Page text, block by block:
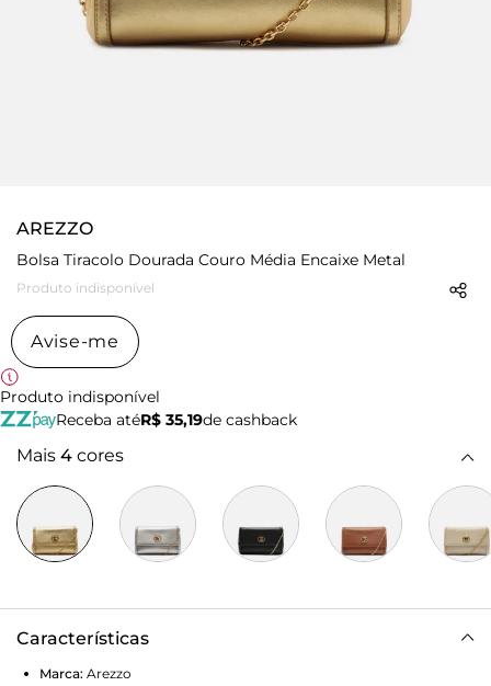
AREZZO
Bolsa Tiracolo Dourada Couro Média Encaixe Metal
Produto indisponível
Avise-me
Produto indisponível
Receba atéR$ 35,19de cashback
Mais 4 cores
Características
Marca: Arezzo